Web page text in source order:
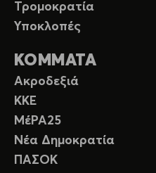
Τρομοκρατία
Υποκλοπές
ΚΟΜΜΑΤΑ
Ακροδεξιά
ΚΚΕ
ΜέΡΑ25
Νέα Δημοκρατία
ΠΑΣΟΚ